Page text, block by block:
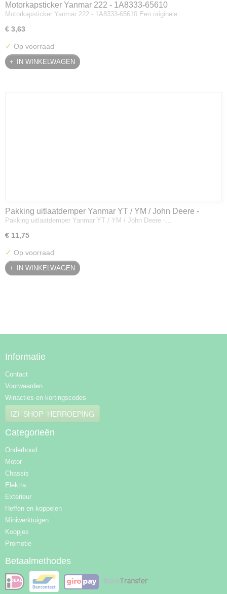
Motorkapsticker Yanmar 222 - 1A8333-65610
Motorkapsticker Yanmar 222 - 1A8333-65610 Een originele…
€ 3,63
✓ Op voorraad
IN WINKELWAGEN
Pakking uitlaatdemper Yanmar YT / YM / John Deere -
128300-13230
Pakking uitlaatdemper Yanmar YT / YM / John Deere -…
€ 11,75
✓ Op voorraad
IN WINKELWAGEN
Informatie
Contact
Voorwaarden
Winacties en kortingscodes
IZI_SHOP_HERROEPING
Categorieën
Onderhoud
Motor
Chassis
Elektra
Exterieur
Heffen en koppelen
Miniwerktuigen
Koopjes
Promotie
Betaalmethodes